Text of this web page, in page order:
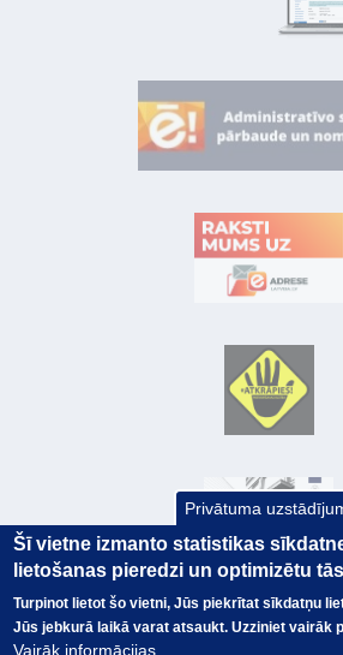
© Valsts kase 2017
EK
Privātuma
Šī vietne izmanto statistikas
lietošanas pieredzi un optimizētu
Turpinot lietot šo vietni, Jūs piekrītat sīkdatņu
Jūs jebkurā laikā varat atsaukt. Uzziniet vairāk
Vairāk informācijas